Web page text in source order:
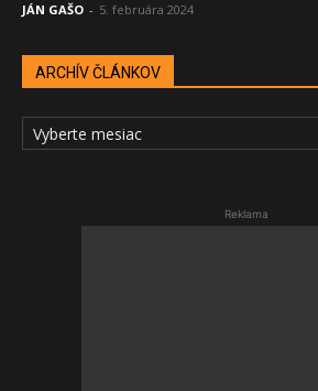
JÁN GAŠO - 5. februára 2024
ARCHÍV ČLÁNKOV
ARCHÍV
ČLÁNKOV
Reklama